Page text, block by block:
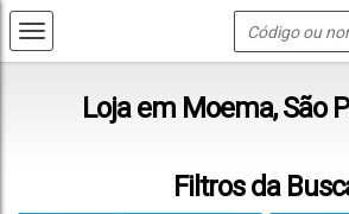
Loja em Moema, São
Filtros da